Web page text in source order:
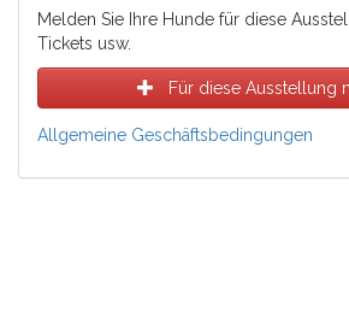
Melden Sie Ihre Hunde für diese
Tickets usw.
Für diese Ausstellung
Allgemeine Geschäftsbedingungen